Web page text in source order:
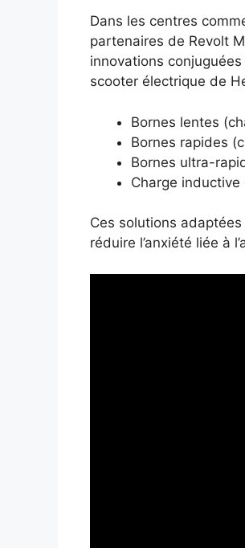
Dans les centres
partenaires de Revolt
innovations
scooter électrique de
Bornes lentes
Bornes rapides
Bornes ultra-
Charge
Ces solutions
réduire l’anxiété liée à